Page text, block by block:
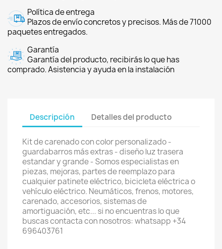
Política de entrega
Plazos de envío concretos y precisos. Más de 71000
paquetes entregados.
Garantía
Garantía del producto, recibirás lo que has
comprado. Asistencia y ayuda en la instalación
Descripción Detalles del producto
Kit de carenado con color personalizado -
guardabarros más extras - diseño luz trasera
estandar y grande - Somos especialistas en
piezas, mejoras, partes de reemplazo para
cualquier patinete eléctrico, bicicleta eléctrica o
vehículo eléctrico. Neumáticos, frenos, motores,
carenado, accesorios, sistemas de
amortiguación, etc... si no encuentras lo que
buscas contacta con nosotros: whatsapp +34
696403761